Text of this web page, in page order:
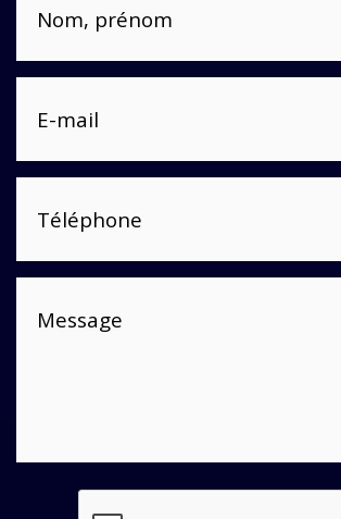
Nom, prénom
E-mail
Téléphone
Message